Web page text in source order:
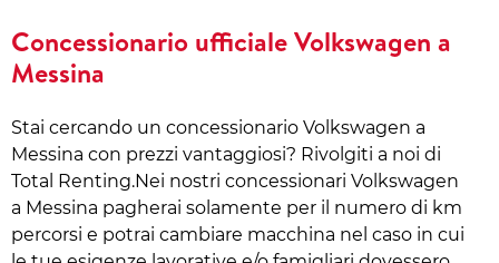
Concessionario ufficiale Volkswagen a
Messina
Stai cercando un concessionario Volkswagen a
Messina con prezzi vantaggiosi? Rivolgiti a noi di
Total Renting.Nei nostri concessionari Volkswagen
a Messina pagherai solamente per il numero di km
percorsi e potrai cambiare macchina nel caso in cui